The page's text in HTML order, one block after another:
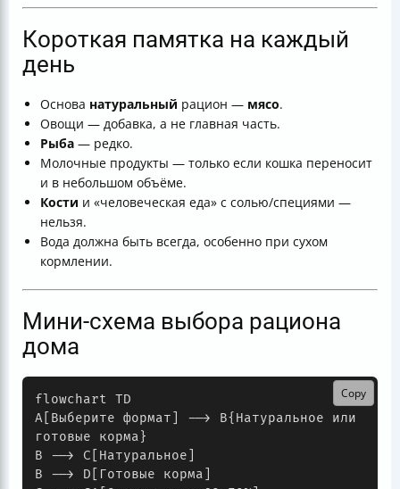
Короткая памятка на каждый
день
Основа натуральный рацион — мясо.
Овощи — добавка, а не главная часть.
Рыба — редко.
Молочные продукты — только если кошка переносит
и в небольшом объёме.
Кости и «человеческая еда» с солью/специями —
нельзя.
Вода должна быть всегда, особенно при сухом
кормлении.
Мини-схема выбора рациона
дома
flowchart TD
A[Выберите формат] --> B{Натуральное или
готовые корма}
B --> C[Натуральное]
B --> D[Готовые корма]
Copy